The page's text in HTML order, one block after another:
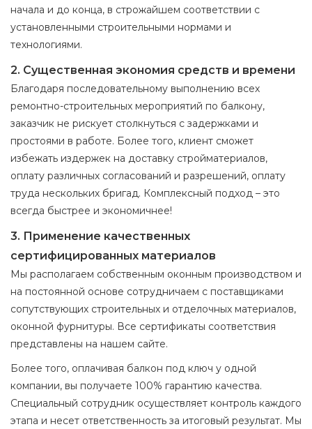
начала и до конца, в строжайшем соответствии с
установленными строительными нормами и
технологиями.
2. Существенная экономия средств и времени
Благодаря последовательному выполнению всех
ремонтно-строительных мероприятий по балкону,
заказчик не рискует столкнуться с задержками и
простоями в работе. Более того, клиент сможет
избежать издержек на доставку стройматериалов,
оплату различных согласований и разрешений, оплату
труда нескольких бригад. Комплексный подход – это
всегда быстрее и экономичнее!
3. Применение качественных
сертифицированных материалов
Мы располагаем собственным оконным производством и
на постоянной основе сотрудничаем с поставщиками
сопутствующих строительных и отделочных материалов,
оконной фурнитуры. Все сертификаты соответствия
представлены на нашем сайте.
Более того, оплачивая балкон под ключ у одной
компании, вы получаете 100% гарантию качества.
Специальный сотрудник осуществляет контроль каждого
этапа и несет ответственность за итоговый результат. Мы